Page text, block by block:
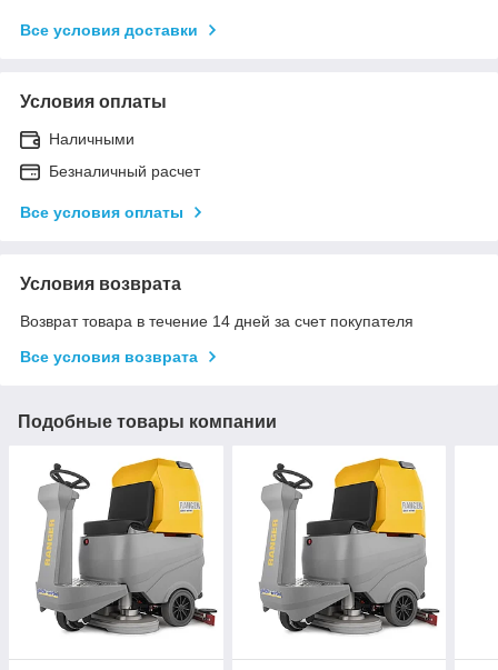
Все условия доставки
Условия оплаты
Наличными
Безналичный расчет
Все условия оплаты
Условия возврата
Возврат товара в течение 14 дней за счет покупателя
Все условия возврата
Подобные товары компании